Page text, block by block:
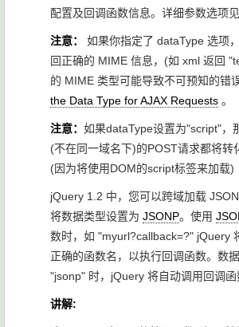
配置及回调函数信息。详细参数选项见
注意：
如果你指定了 dataType 选项
回正确的 MIME 信息，(如 xml 返回
的 MIME 类型可能导致不可预知的错
the Data Type for AJAX Requests 。
注意： 如果dataType设置为"script"，
(不在同一域名下)的POST请求都将转
(因为将使用DOM的script标签来加载)
jQuery 1.2 中，您可以跨域加载
将数据类型设置为 JSONP。使用
数时，如 "myurl?callback=?" jQuery
正确的函数名，以执行回调函数。数
"jsonp" 时，jQuery 将自动调用回调函
讲解: